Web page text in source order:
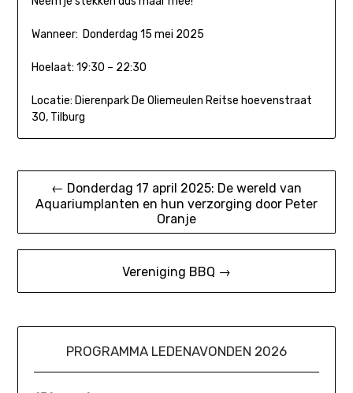
Wanneer: Donderdag 15 mei 2025
Hoelaat: 19:30 – 22:30
Locatie: Dierenpark De Oliemeulen Reitse hoevenstraat
30, Tilburg
Bericht
navigatie
← Donderdag 17 april 2025: De wereld van
Aquariumplanten en hun verzorging door Peter
Oranje
Vereniging BBQ →
PROGRAMMA LEDENAVONDEN 2026